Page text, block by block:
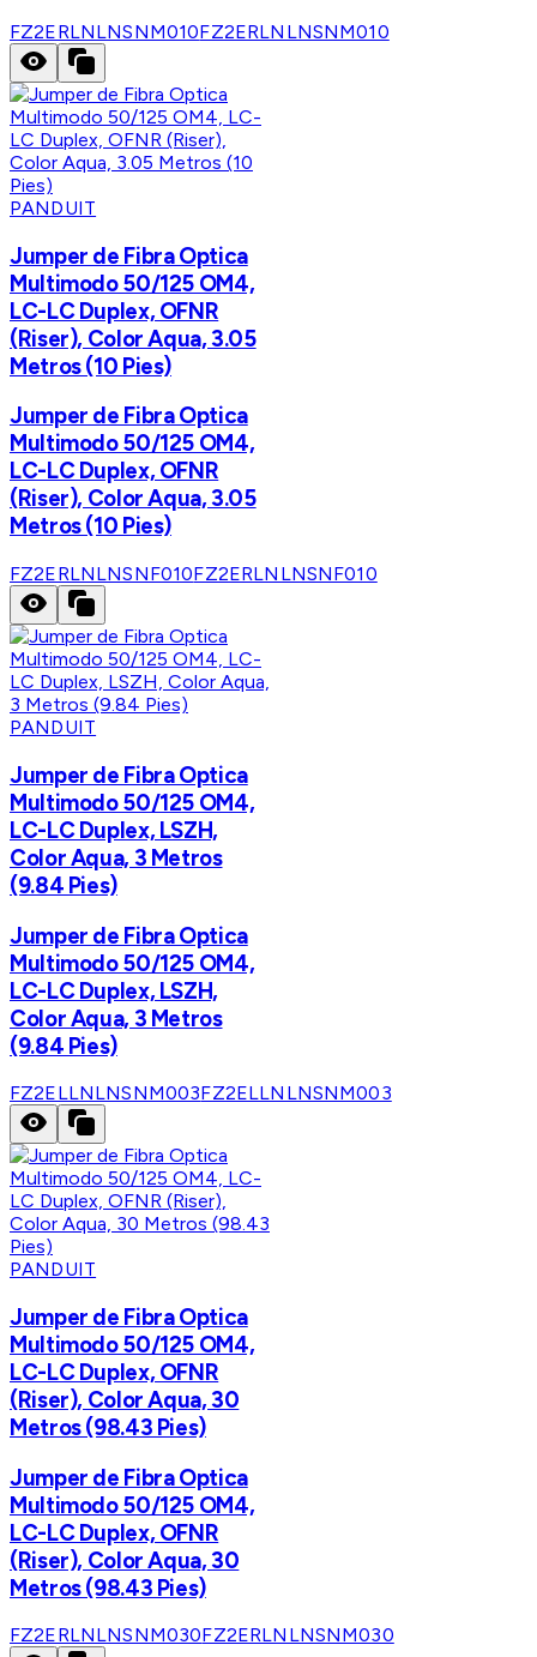
FZ2ERLNLNSNM010FZ2ERLNLNSNM010
PANDUIT
Jumper de Fibra Optica
Multimodo 50/125 OM4,
LC-LC Duplex, OFNR
(Riser), Color Aqua, 3.05
Metros (10 Pies)
Jumper de Fibra Optica
Multimodo 50/125 OM4,
LC-LC Duplex, OFNR
(Riser), Color Aqua, 3.05
Metros (10 Pies)
FZ2ERLNLNSNF010FZ2ERLNLNSNF010
PANDUIT
Jumper de Fibra Optica
Multimodo 50/125 OM4,
LC-LC Duplex, LSZH,
Color Aqua, 3 Metros
(9.84 Pies)
Jumper de Fibra Optica
Multimodo 50/125 OM4,
LC-LC Duplex, LSZH,
Color Aqua, 3 Metros
(9.84 Pies)
FZ2ELLNLNSNM003FZ2ELLNLNSNM003
PANDUIT
Jumper de Fibra Optica
Multimodo 50/125 OM4,
LC-LC Duplex, OFNR
(Riser), Color Aqua, 30
Metros (98.43 Pies)
Jumper de Fibra Optica
Multimodo 50/125 OM4,
LC-LC Duplex, OFNR
(Riser), Color Aqua, 30
Metros (98.43 Pies)
FZ2ERLNLNSNM030FZ2ERLNLNSNM030